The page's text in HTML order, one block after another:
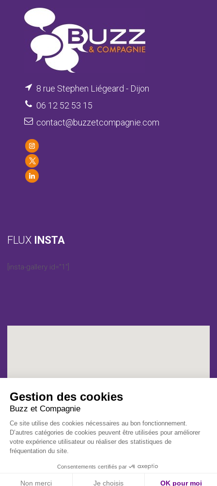
8 rue Stephen Liégeard - Dijon
06 12 52 53 15
contact@buzzetcompagnie.com
FLUX INSTA
[insta-gallery id="1"]
Mentions légales et politique de confidentialité
Gestion des cookies
Buzz et Compagnie
Ce site utilise des cookies nécessaires au bon fonctionnement.
D’autres catégories de cookies peuvent être utilisées pour améliorer
votre expérience utilisateur ou réaliser des statistiques de
fréquentation du site.
Consentements certifiés par
Non merci Je choisis OK pour moi